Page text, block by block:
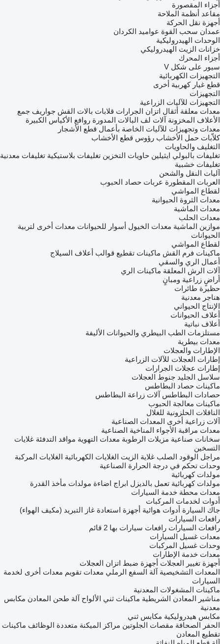
أجزاء المقصورة
مقاعد أنظمة الملاحة
أجهزة نقل الحركة
عمدان سحب القوة عواميد الكردان
الوحدات الهيدروليكية
خزانات الزيت الهيدروليكي
أجزاء المحرك
سيور على شكل V
التجهيزات الكهربائية
قطع غيار كهربية أخرى
التجهيزات
التجهيزات للآليات الزراعية
معدات معلقة أثقال اتزان الجرارات قلابات بالات القش جواريف جمع
الأعلاف المخزونة آلات لف البالات المدورة روافع الأكياس الكبيرة
معدات وتجهيزات للآليات الخاصة بأعمال قطع الأشجار
كلاّبات حمل الأخشاب رؤوس قطع الأخشاب
التغليف والحاويات
تغليفات بالبولي ايثيلين حاويات التخزين تغليفات بلاستيكية تغليفات معدنية
تغليفات خشبية
آليات النقل والشحن
العربات المقطورة عربات حصاد الحبوب
لقطاع المواشي
معدات الثروة الحيوانية
معدات الماشية
معدات الحلب
موازين الماشية معدات الخيول أسوار للحيوانات معدات أخرى لتربية
الحيوانات
لقطاع المواشي
ماكينات فرم القش ماكينات تقطيع قوالب أعلاف السيلاج
أعمال الري والسقي
آلات الرش المعلقة ماكينات الري
أراضٍ زراعية ومبانٍ
حظيرة طائرات
هناجر معدنية
الإنتاج الحيواني
أعلاف الحيوانات
أعلاف نباتية
مستلزمات الطب البيطري والحيوانات الأليفة
معدات بيطرية
الإطارات والعجلات
إطارات العجلات للآلات الزراعية
إطارات عجلات الجرارات
سلاسل الجليد جنوط العجلات
ماكينات حصاد البطاطس
حصادات البطاطس آلات زراعة البطاطس
ماكينات معالجة الحبوب
الناقلات الحلزونية للغلال
آلات زراعية أخرى المعدات الصناعية
معدات مراقبة الأجواء المناخية الصناعية
سخانات صناعية مزيلات الرطوبة معدات التهوية مواقد التدفئة غلايات
التسخين
مراجل الوقود الصلب غلاية الزيت الغلايات الكهربائية الغلايات المركبة
وحدات تحكم في درجة الحرارة الصناعية
مولدات كهربائية
مولدات كهربائية تعمل بالديزل ابراج اضاءة مولدات مأخذ القدرة
معدات محطة خدمة السيارات
أدوات لخدمات المركبات
جاك السيارة أدوات هوائية أجهزة استعادة غاز التبريد (مكيف الهواء)
رافعات السيارات
رافعات السيارات رافعات سيارات بها 2 قائم
معدات غسيل السيارات
وحدات غسيل المركبات
معدات خدمة الإطارات
أجهزة تغيير العجلات أجهزة ضبط اتزان العجلات
المعدات التشخيصية آلة السفع الرملي معدات تقويم معدات أخرى لخدمة
السيارات
ماكينات المشغولات المعدنية
مناشير المعادن الشريطية ماكينات ثني الألواح آلة طحن المعادن مكابس
معدنية
مكابس هيدروليكية مكابس ثني
الحفر الصحافة مقصات الجلوتين مراكز الميكنة متعددة الوظائف ماكينات
تقطيع المعادن